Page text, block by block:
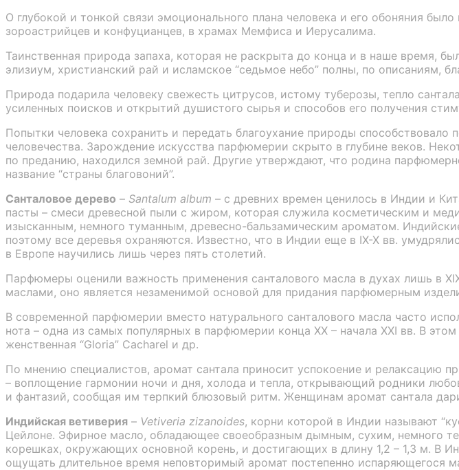
О глубокой и тонкой связи эмоционального плана человека и его обоняния
зороастрийцев и конфуцианцев, в храмах Мемфиса и Иерусалима.
Таинственная природа запаха, которая не раскрыта до конца и в наше время,
элизиум, христианский рай и исламское “седьмое небо” полны, по описаниям,
Природа подарила человеку свежесть цитрусов, истому туберозы, тепло
усиленных поисков и открытий душистого сырья и способов его получения
Попытки человека сохранить и передать благоухание природы
человечества. Зарождение искусства парфюмерии скрыто в глубине веков.
по преданию, находился земной рай. Другие утверждают, что родина
название “страны благовоний”.
Санталовое дерево – Santalum album – с древних времен ценилось в Индии и
пасты – смеси древесной пыли с жиром, которая служила косметическим и
изысканным, немного туманным, древесно-бальзамическим ароматом.
поэтому все деревья охраняются. Известно, что в Индии еще в IX-X вв.
в Европе научились лишь через пять столетий.
Парфюмеры оценили важность применения санталового масла в духах лишь в
маслами, оно является незаменимой основой для придания парфюмерным
В современной парфюмерии вместо натурального санталового масла часто
нота – одна из самых популярных в парфюмерии конца XX – начала XXI вв. В
женственная “Gloria” Cacharel и др.
По мнению специалистов, аромат сантала приносит успокоение и релаксацию
– воплощение гармонии ночи и дня, холода и тепла, открывающий родники
и фантазий, сообщая им терпкий блюзовый ритм. Женщинам аромат сантала
Индийская ветиверия – Vetiveria zizanoides, корни которой в Индии называют
Цейлоне. Эфирное масло, обладающее своеобразным дымным, сухим, немного
корешках, окружающих основной корень, и достигающих в длину 1,2 – 1,3 м. В
ощущать длительное время неповторимый аромат постепенно испаряющегося